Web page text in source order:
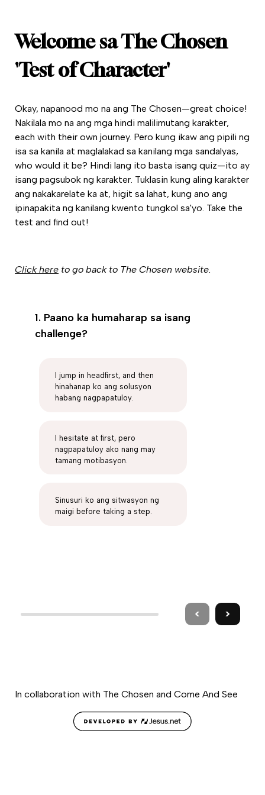
Welcome sa The Chosen
'Test of Character'
Okay, napanood mo na ang The Chosen—great choice!
Nakilala mo na ang mga hindi malilimutang karakter,
each with their own journey. Pero kung ikaw ang pipili ng
isa sa kanila at maglalakad sa kanilang mga sandalyas,
who would it be? Hindi lang ito basta isang quiz—ito ay
isang pagsubok ng karakter. Tuklasin kung aling karakter
ang nakakarelate ka at, higit sa lahat, kung ano ang
ipinapakita ng kanilang kwento tungkol sa'yo. Take the
test and find out!
Click here to go back to The Chosen website.
1. Paano ka humaharap sa isang
challenge?
I jump in headfirst, and then
hinahanap ko ang solusyon
habang nagpapatuloy.
I hesitate at first, pero
nagpapatuloy ako nang may
tamang motibasyon.
Sinusuri ko ang sitwasyon ng
maigi before taking a step.
< >
In collaboration with The Chosen and Come And See